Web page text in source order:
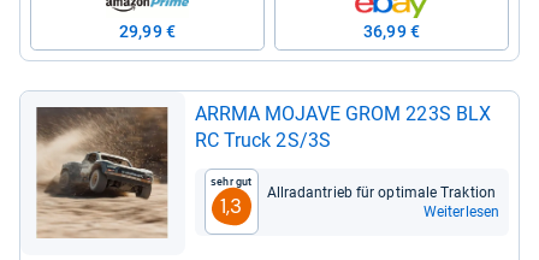
29,99 € 36,99 €
ARRMA MOJAVE GROM 223S BLX
RC Truck 2S/3S
Sehr gut
1,3
All­rad­an­trieb für opti­male Trak­tion
Weiterlesen